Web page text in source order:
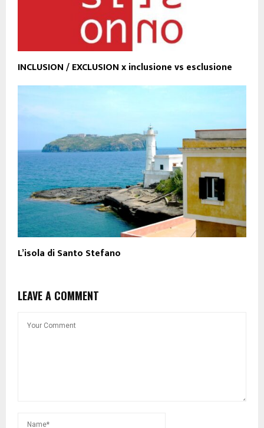
INCLUSION / EXCLUSION x inclusione vs esclusione
L’isola di Santo Stefano
LEAVE A COMMENT